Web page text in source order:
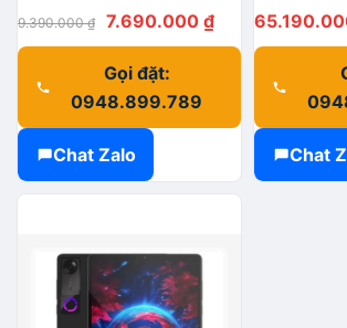
9.390.000₫
Giá
gốc
là:
9.390.000 ₫.
7.690.000 ₫Giá
hiện
7.690.000 ₫.
Gọi đặt:
0948.899.789
Chat Zalo Chat